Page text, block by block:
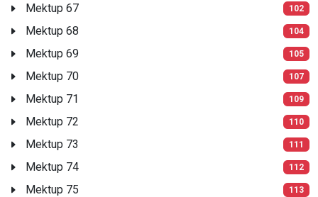
Mektup 67 102
Mektup 68 104
Mektup 69 105
Mektup 70 107
Mektup 71 109
Mektup 72 110
Mektup 73 111
Mektup 74 112
Mektup 75 113